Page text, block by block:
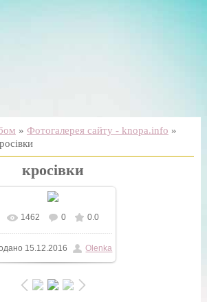
» Фотогалерея сайту - knopa.info »
кросівки
У реальному розмірі
600x500/ 15.1Kb
1462 0 0.0
15.12.2016 Olenka